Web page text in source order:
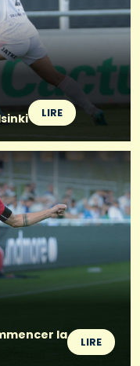
LIRE
la
LIRE